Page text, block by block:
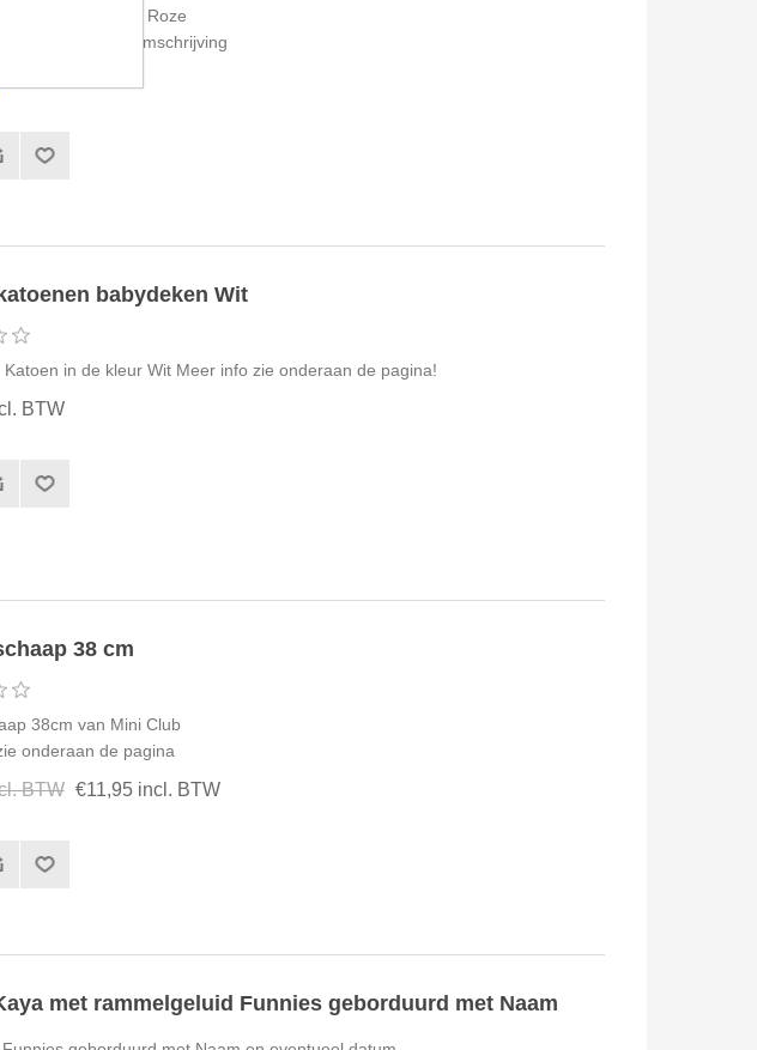
Katoen in de kleur Roze
bij uitgebreide omschrijving
babydeken Wit
Katoen in de kleur Wit Meer info zie onderaan de pagina!
BTW
38 cm
38cm van Mini Club
onderaan de pagina
BTW €11,95 incl. BTW
met rammelgeluid Funnies geborduurd met Naam